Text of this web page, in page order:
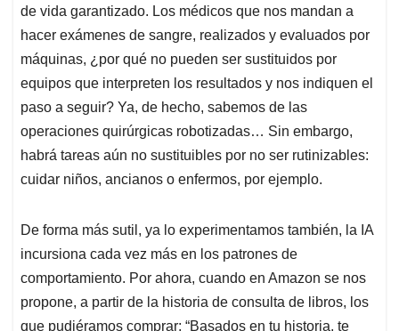
de vida garantizado. Los médicos que nos mandan a
hacer exámenes de sangre, realizados y evaluados por
máquinas, ¿por qué no pueden ser sustituidos por
equipos que interpreten los resultados y nos indiquen el
paso a seguir? Ya, de hecho, sabemos de las
operaciones quirúrgicas robotizadas… Sin embargo,
habrá tareas aún no sustituibles por no ser rutinizables:
cuidar niños, ancianos o enfermos, por ejemplo.
De forma más sutil, ya lo experimentamos también, la IA
incursiona cada vez más en los patrones de
comportamiento. Por ahora, cuando en Amazon se nos
propone, a partir de la historia de consulta de libros, los
que pudiéramos comprar: “Basados en tu historia, te